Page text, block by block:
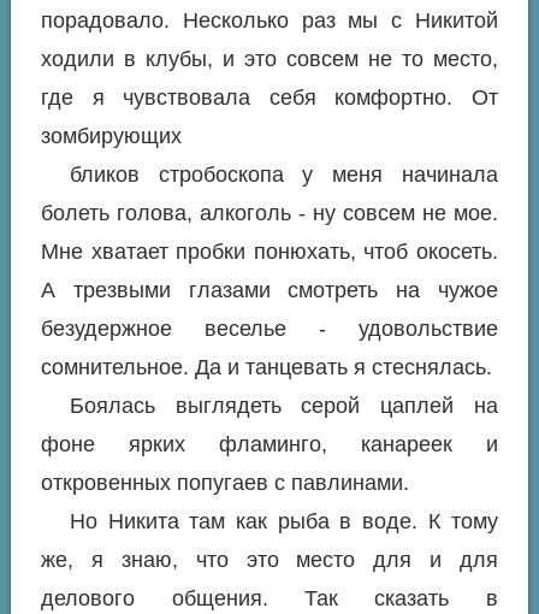
порадовало. Несколько раз мы с Никитой
ходили в клубы, и это совсем не то место,
где я чувствовала себя комфортно. От
зомбирующих
бликов стробоскопа у меня начинала
болеть голова, алкоголь - ну совсем не мое.
Мне хватает пробки понюхать, чтоб окосеть.
А трезвыми глазами смотреть на чужое
безудержное веселье - удовольствие
сомнительное. Да и танцевать я стеснялась.
Боялась выглядеть серой цаплей на
фоне ярких фламинго, канареек и
откровенных попугаев с павлинами.
Но Никита там как рыба в воде. К тому
же, я знаю, что это место для и для
делового общения. Так сказать в